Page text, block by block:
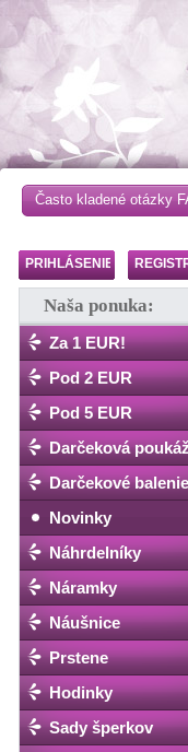
Často kladené otázky
PRIHLÁSENIE
Naša ponuka:
Za 1 EUR!
Pod 2 EUR
Pod 5 EUR
Darčeková
Darčekové balenie
Novinky
Náhrdelníky
Náramky
Náušnice
Prstene
Hodinky
Sady šperkov